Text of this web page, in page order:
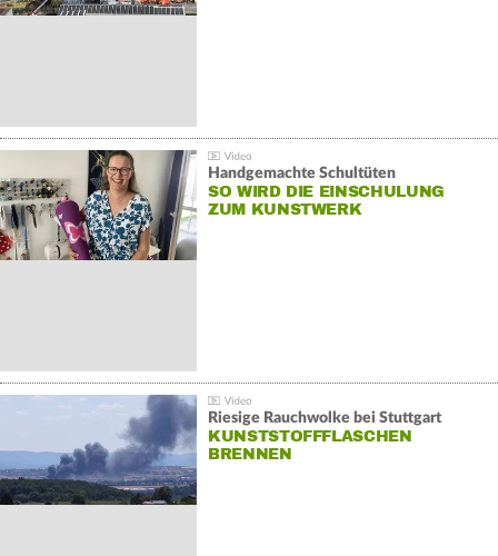
Handgemachte Schultüten
SO WIRD DIE EINSCHULUNG
ZUM KUNSTWERK
Riesige Rauchwolke bei Stuttgart
KUNSTSTOFFFLASCHEN
BRENNEN